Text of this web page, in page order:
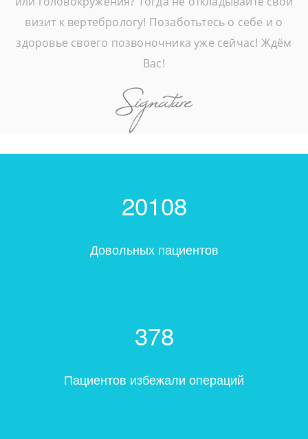
визит к вертебрологу! Позаботьтесь о себе и о
здоровье своего позвоночника уже сейчас! Ждём
Вас!
20108
Довольных пациентов
378
Пациентов избежали операций